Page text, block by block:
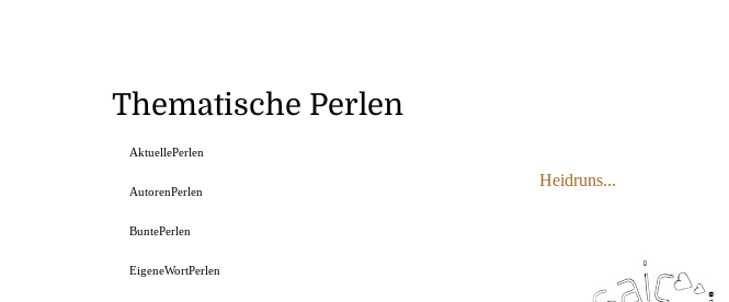
Heidruns...
Thematische Perlen
AktuellePerlen
AutorenPerlen
BuntePerlen
EigeneWortPerlen